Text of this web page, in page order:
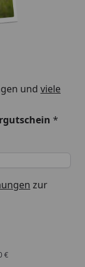
zu
und viele
*
zur
€